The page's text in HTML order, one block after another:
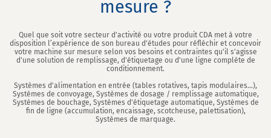
mesure ?
Quel que soit votre secteur d'activité ou votre produit CDA met à votre
disposition l’expérience de son bureau d'études pour réfléchir et concevoir
votre machine sur mesure selon vos besoins et contraintes qu'il s'agisse
d'une solution de remplissage, d'étiquetage ou d'une ligne complète de
conditionnement.
Systèmes d'alimentation en entrée (tables rotatives, tapis modulaires...),
Systèmes de convoyage, Systèmes de dosage / remplissage automatique,
Systèmes de bouchage, Systèmes d'étiquetage automatique, Systèmes de
fin de ligne (accumulation, encaissage, scotcheuse, palettisation),
Systèmes de marquage.